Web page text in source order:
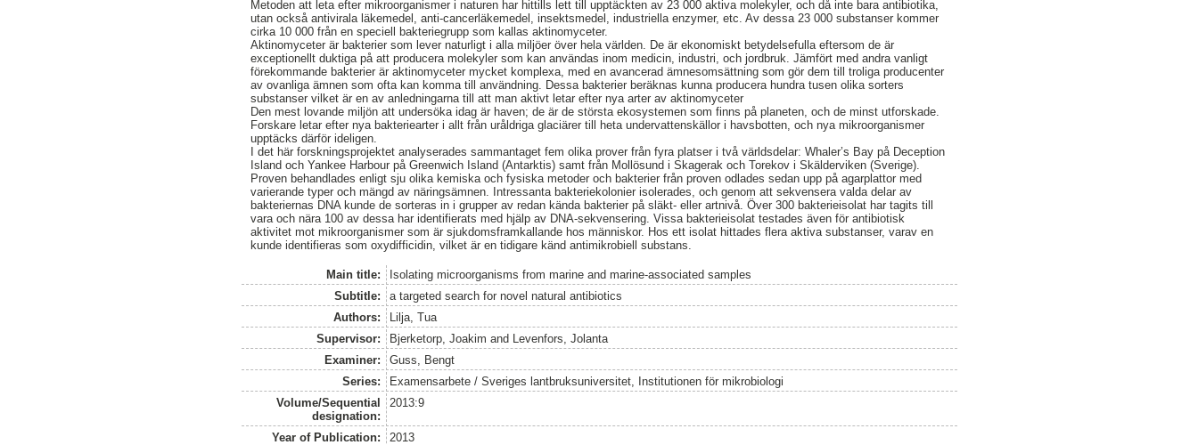
Metoden att leta efter mikroorganismer i naturen har hittills lett till upptäckten av 23 000 aktiva molekyler, och då inte bara antibiotika,
utan också antivirala läkemedel, anti-cancerläkemedel, insektsmedel, industriella enzymer, etc. Av dessa 23 000 substanser kommer
cirka 10 000 från en speciell bakteriegrupp som kallas aktinomyceter.
Aktinomyceter är bakterier som lever naturligt i alla miljöer över hela världen. De är ekonomiskt betydelsefulla eftersom de är
exceptionellt duktiga på att producera molekyler som kan användas inom medicin, industri, och jordbruk. Jämfört med andra vanligt
förekommande bakterier är aktinomyceter mycket komplexa, med en avancerad ämnesomsättning som gör dem till troliga producenter
av ovanliga ämnen som ofta kan komma till användning. Dessa bakterier beräknas kunna producera hundra tusen olika sorters
substanser vilket är en av anledningarna till att man aktivt letar efter nya arter av aktinomyceter
Den mest lovande miljön att undersöka idag är haven; de är de största ekosystemen som finns på planeten, och de minst utforskade.
Forskare letar efter nya bakteriearter i allt från uråldriga glaciärer till heta undervattenskällor i havsbotten, och nya mikroorganismer
upptäcks därför ideligen.
I det här forskningsprojektet analyserades sammantaget fem olika prover från fyra platser i två världsdelar: Whaler’s Bay på Deception
Island och Yankee Harbour på Greenwich Island (Antarktis) samt från Mollösund i Skagerak och Torekov i Skälderviken (Sverige).
Proven behandlades enligt sju olika kemiska och fysiska metoder och bakterier från proven odlades sedan upp på agarplattor med
varierande typer och mängd av näringsämnen. Intressanta bakteriekolonier isolerades, och genom att sekvensera valda delar av
bakteriernas DNA kunde de sorteras in i grupper av redan kända bakterier på släkt- eller artnivå. Över 300 bakterieisolat har tagits till
vara och nära 100 av dessa har identifierats med hjälp av DNA-sekvensering. Vissa bakterieisolat testades även för antibiotisk
aktivitet mot mikroorganismer som är sjukdomsframkallande hos människor. Hos ett isolat hittades flera aktiva substanser, varav en
kunde identifieras som oxydifficidin, vilket är en tidigare känd antimikrobiell substans.
Main title:
Isolating microorganisms from marine and marine-associated samples
Subtitle:
a targeted search for novel natural antibiotics
Authors:
Lilja, Tua
Supervisor:
Bjerketorp, Joakim and Levenfors, Jolanta
Examiner:
Guss, Bengt
Series:
Examensarbete / Sveriges lantbruksuniversitet, Institutionen för mikrobiologi
Volume/Sequential
designation:
2013:9
Year of Publication:
2013